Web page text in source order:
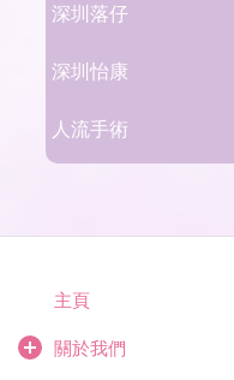
深圳落仔
深圳怡康
人流手術
主頁
關於我們